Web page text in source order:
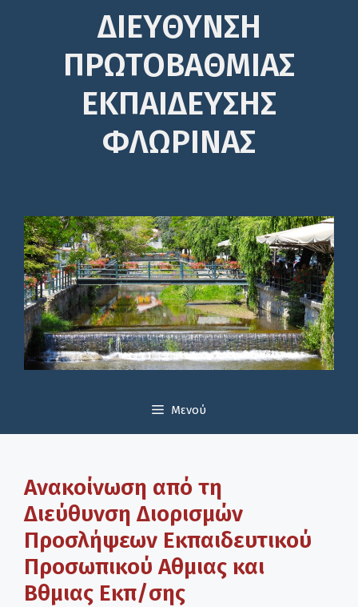
ΔΙΕΎΘΥΝΣΗ
ΠΡΩΤΟΒΆΘΜΙΑΣ
ΕΚΠΑΊΔΕΥΣΗΣ
ΦΛΩΡΙΝΑΣ
Μενού
Ανακοίνωση από τη
Διεύθυνση Διορισμών
Προσλήψεων Εκπαιδευτικού
Προσωπικού Αθμιας και
Βθμιας Εκπ/σης